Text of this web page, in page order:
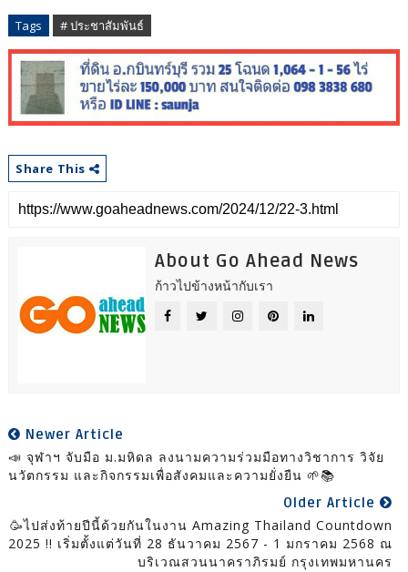
Tags # ประชาสัมพันธ์
Share This
About Go Ahead News
ก้าวไปข้างหน้ากับเรา
Newer Article
📣 จุฬาฯ จับมือ ม.มหิดล ลงนามความร่วมมือทางวิชาการ วิจัย
นวัตกรรม และกิจกรรมเพื่อสังคมและความยั่งยืน 🌱📚
Older Article
🥳ไปส่งท้ายปีนี้ด้วยกันในงาน Amazing Thailand Countdown
2025 !! เริ่มตั้งแต่วันที่ 28 ธันวาคม 2567 - 1 มกราคม 2568 ณ
บริเวณสวนนาคราภิรมย์ กรุงเทพมหานคร